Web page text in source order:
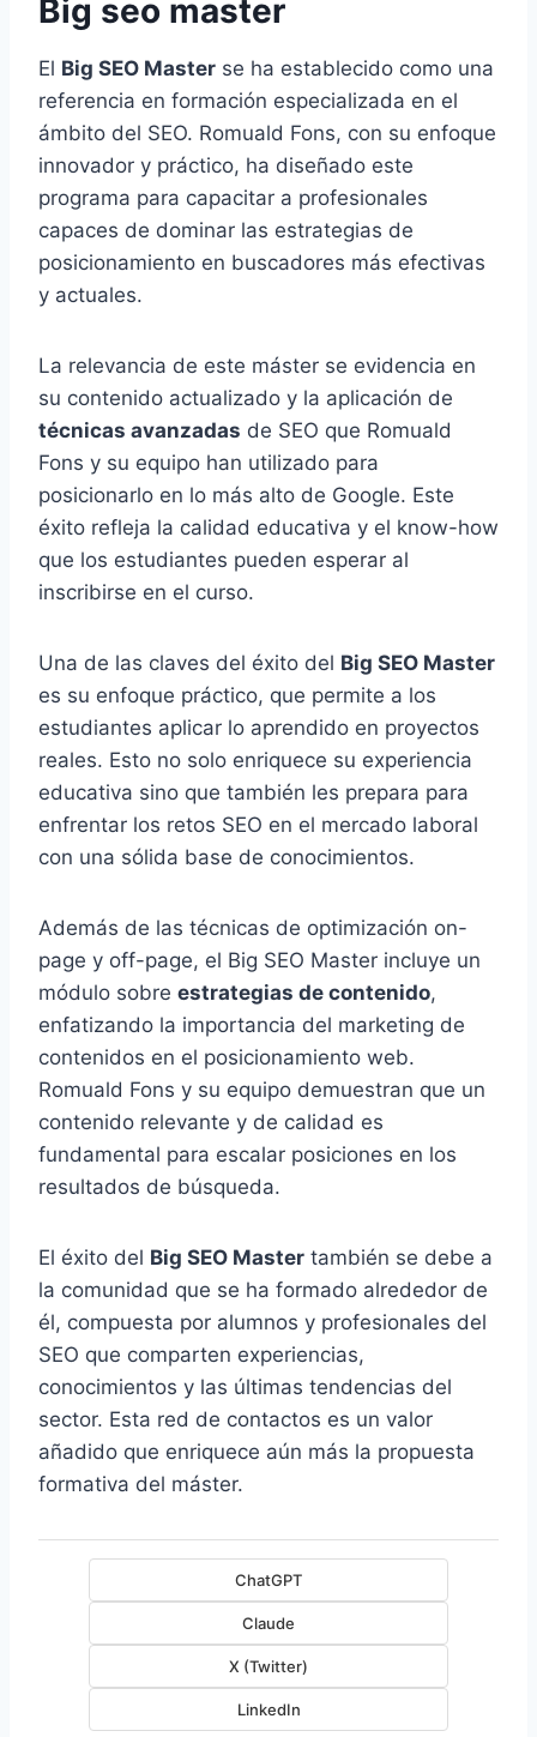
Big seo master
El Big SEO Master se ha establecido como una
referencia en formación especializada en el
ámbito del SEO. Romuald Fons, con su enfoque
innovador y práctico, ha diseñado este
programa para capacitar a profesionales
capaces de dominar las estrategias de
posicionamiento en buscadores más efectivas
y actuales.
La relevancia de este máster se evidencia en
su contenido actualizado y la aplicación de
técnicas avanzadas de SEO que Romuald
Fons y su equipo han utilizado para
posicionarlo en lo más alto de Google. Este
éxito refleja la calidad educativa y el know-how
que los estudiantes pueden esperar al
inscribirse en el curso.
Una de las claves del éxito del Big SEO Master
es su enfoque práctico, que permite a los
estudiantes aplicar lo aprendido en proyectos
reales. Esto no solo enriquece su experiencia
educativa sino que también les prepara para
enfrentar los retos SEO en el mercado laboral
con una sólida base de conocimientos.
Además de las técnicas de optimización on-
page y off-page, el Big SEO Master incluye un
módulo sobre estrategias de contenido,
enfatizando la importancia del marketing de
contenidos en el posicionamiento web.
Romuald Fons y su equipo demuestran que un
contenido relevante y de calidad es
fundamental para escalar posiciones en los
resultados de búsqueda.
El éxito del Big SEO Master también se debe a
la comunidad que se ha formado alrededor de
él, compuesta por alumnos y profesionales del
SEO que comparten experiencias,
conocimientos y las últimas tendencias del
sector. Esta red de contactos es un valor
añadido que enriquece aún más la propuesta
formativa del máster.
ChatGPT
Claude
X (Twitter)
LinkedIn